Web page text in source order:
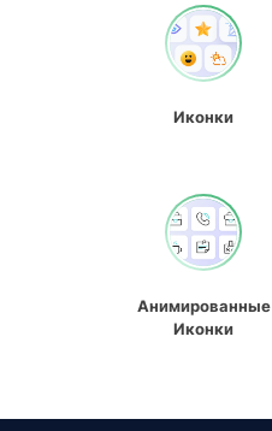
Иконки
Анимированные
Иконки